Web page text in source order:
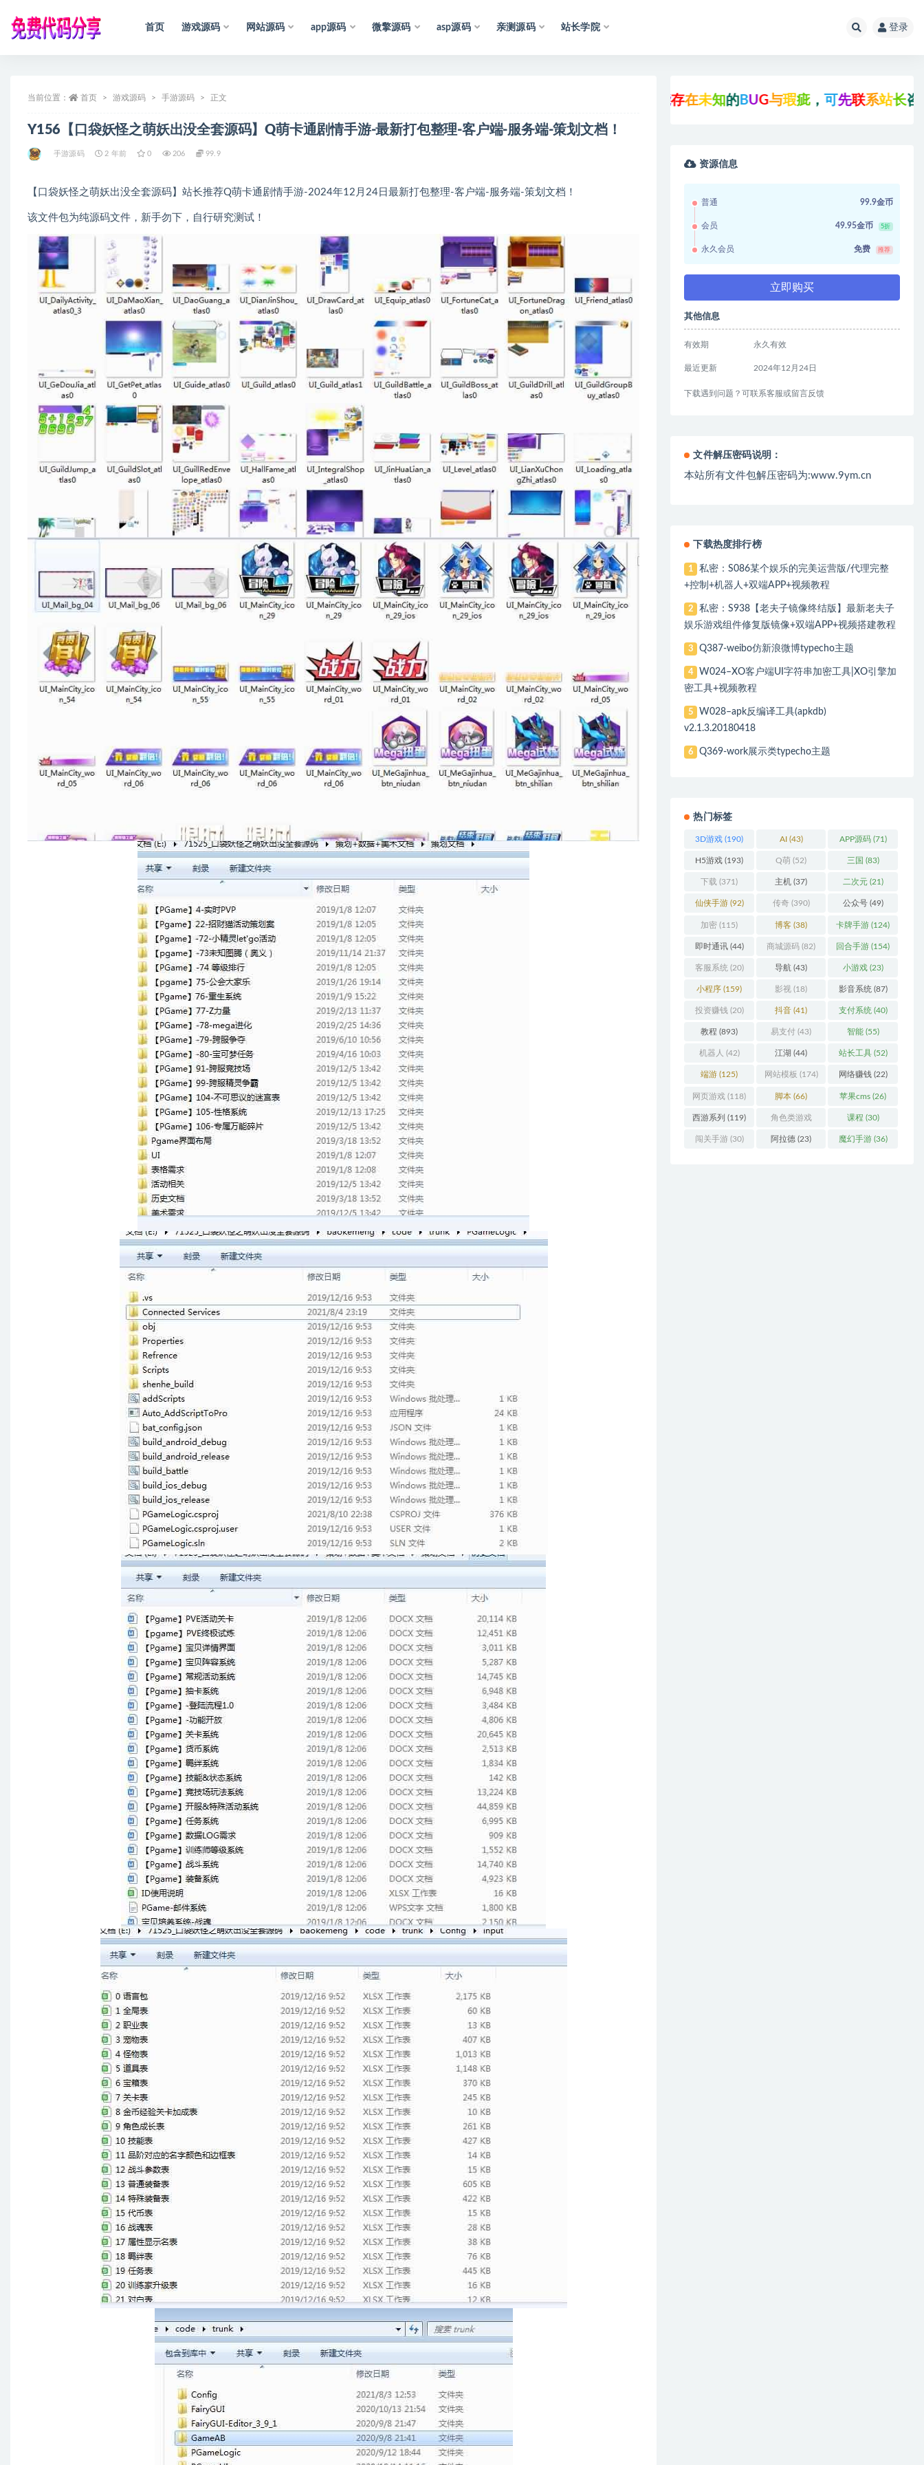
首页 游戏源码 网站源码 app源码 微擎源码 asp源码 亲测源码 站长学院 登录
当前位置： 首页 游戏源码 手游源码 正文
Y156【口袋妖怪之萌妖出没全套源码】Q萌卡通剧情手游-最新打包整理-客户端-服务端-策划文档！
手游源码 2 年前 0 206 99.9
【口袋妖怪之萌妖出没全套源码】站长推荐Q萌卡通剧情手游-2024年12月24日最新打包整理-客户端-服务端-策划文档！
该文件包为纯源码文件，新手勿下，自行研究测试！
声 的BUG与瑕疵，可先联系 站长咨询后再点击
资源信息
普通 99.9金币
会员 49.95金币 5折
永久会员 免费 推荐
立即购买
其他信息
有效期 永久有效
最近更新 2024年12月24日
下载遇到问题？可联系客服或留言反馈
文件解压密码说明：
本站所有文件包解压密码为:www.9ym.cn
下载热度排行榜
1
私密：S086某个娱乐的完美运营版/代理完整
+控制+机器人+双端APP+视频教程
2
私密：S938【老夫子镜像终结版】最新老夫子
娱乐游戏组件修复版镜像+双端APP+视频搭建教程
3 Q387-weibo仿新浪微博typecho主题
4
W024–XO客户端UI字符串加密工具|XO引擎加
密工具+视频教程
5
W028–apk反编译工具(apkdb)
v2.1.3.20180418
6 Q369-work展示类typecho主题
热门标签
3D游戏 (190) AI(43) APP源码(71)
H5游戏 (193) Q萌 (52) 三国 (83)
下载 (371) 主机 (37) 二次元(21)
仙侠手游(92) 传奇(390) 公众号(49)
加密 (115) 博客 (38) 卡牌手游 (124)
即时通讯(44) 商城源码 (82) 回合手游 (154)
客服系统 (20) 导航 (43) 小游戏(23)
小程序 (159) 影视 (18) 影音系统 (87)
投资赚钱 (20) 抖音 (41) 支付系统 (40)
教程 (893) 易支付 (43) 智能(55)
机器人 (42) 江湖 (44) 站长工具(52)
端游 (125) 网站模板 (174) 网络赚钱(22)
网页游戏 (118) 脚本 (66) 苹果cms (26)
西游系列 (119) 角色类游戏
(306)
课程 (30)
闯关手游(30) 阿拉德 (23) 魔幻手游(36)